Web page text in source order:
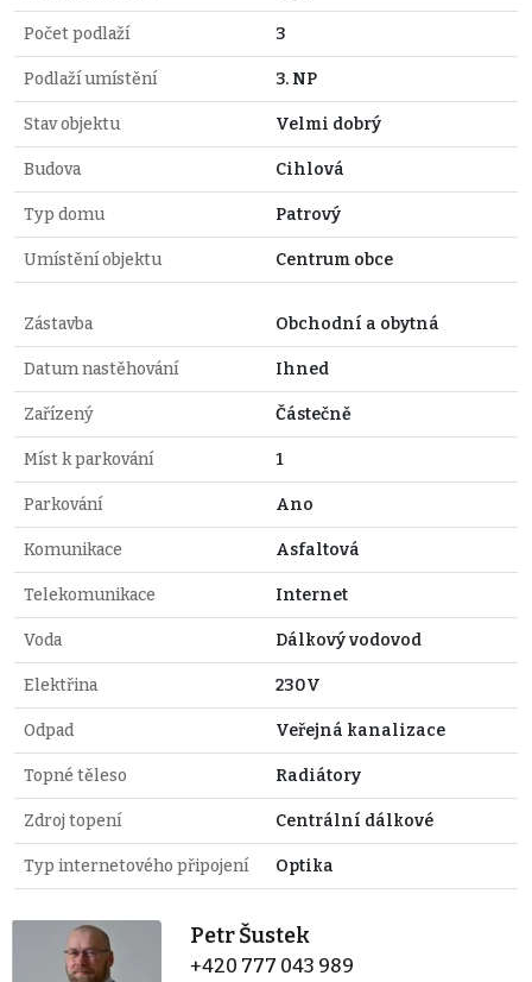
Počet podlaží 3
Podlaží umístění 3. NP
Stav objektu Velmi dobrý
Budova Cihlová
Typ domu Patrový
Umístění objektu Centrum obce
Zástavba Obchodní a obytná
Datum nastěhování Ihned
Zařízený Částečně
Míst k parkování 1
Parkování Ano
Komunikace Asfaltová
Telekomunikace Internet
Voda Dálkový vodovod
Elektřina 230V
Odpad Veřejná kanalizace
Topné těleso Radiátory
Zdroj topení Centrální dálkové
Typ internetového připojení Optika
Petr Šustek
+420 777 043 989